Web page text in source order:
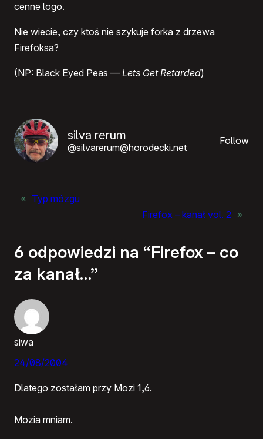
cenne logo.
Nie wiecie, czy ktoś nie szykuje forka z drzewa
Firefoksa?
(NP: Black Eyed Peas — Lets Get Retarded)
silva rerum
@silvarerum@horodecki.net
Follow
« Typ mózgu
Firefox – kanał vol. 2 »
6 odpowiedzi na “Firefox – co
za kanał…”
siwa
24/08/2004
Dlatego zostałam przy Mozi 1,6.
Mozia mniam.